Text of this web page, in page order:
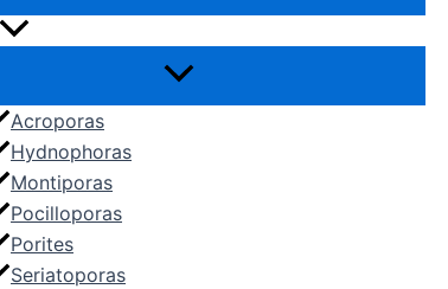
Acroporas
Hydnophoras
Montiporas
Pocilloporas
Porites
Seriatoporas